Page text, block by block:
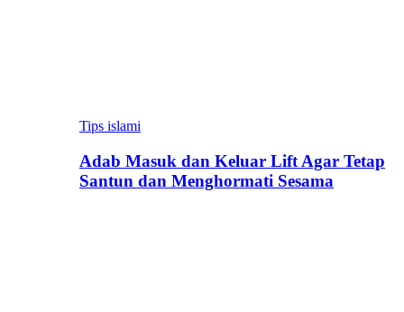
Tips islami
Adab Masuk dan Keluar Lift Agar Tetap
Santun dan Menghormati Sesama